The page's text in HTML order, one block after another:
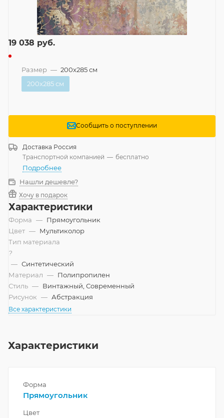
19 038 руб.
Размер — 200x285 см
200x285 см
Сообщить о поступлении
Доставка Россия
Транспортной компанией — бесплатно
Подробнее
Нашли дешевле?
Хочу в подарок
Характеристики
Форма — Прямоугольник
Цвет — Мультиколор
Тип материала
?
— Синтетический
Материал — Полипропилен
Стиль — Винтажный, Современный
Рисунок — Абстракция
Все характеристики
Характеристики
Форма
Прямоугольник
Цвет